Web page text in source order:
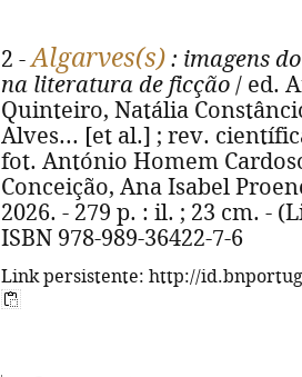
2 -Algarves(s) : imagens
na literatura de ficção / ed.
Quinteiro, Natália
Alves... [et al.] ; rev.
fot. António Homem
Conceição, Ana Isabel
2026. - 279 p. : il. ; 23 cm. -
ISBN 978-989-36422-7-6
Link persistente: http://